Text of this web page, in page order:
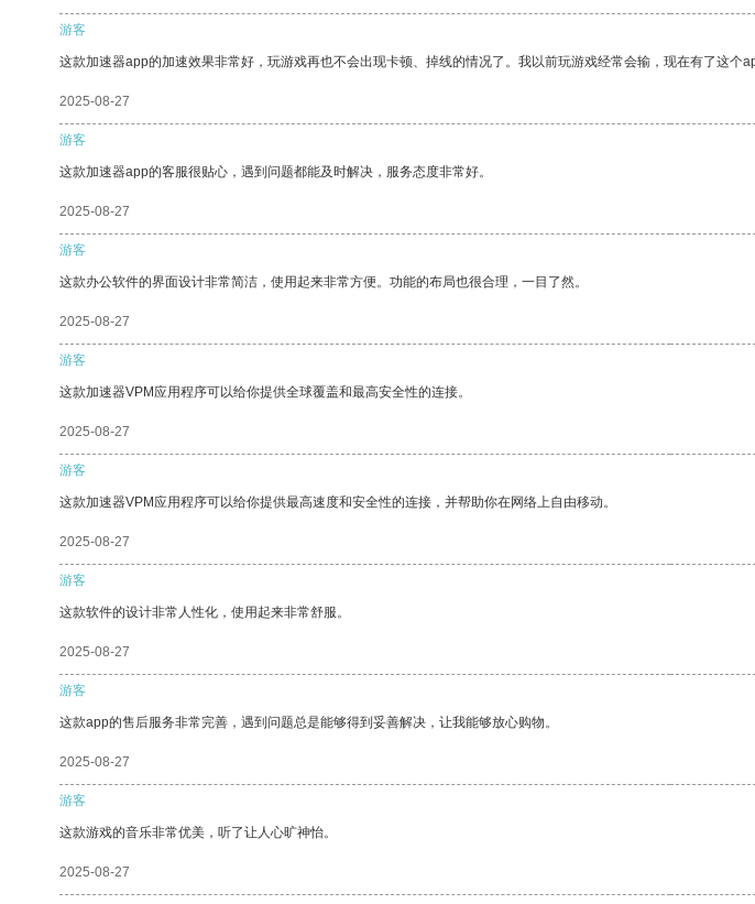
游客
这款加速器app的加速效果非常好，玩游戏再也不会出现卡顿、掉线的情况了。我以前玩游戏经常会输，现在有了这个
2025-08-27
游客
这款加速器app的客服很贴心，遇到问题都能及时解决，服务态度非常好。
2025-08-27
游客
这款办公软件的界面设计非常简洁，使用起来非常方便。功能的布局也很合理，一目了然。
2025-08-27
游客
这款加速器VPM应用程序可以给你提供全球覆盖和最高安全性的连接。
2025-08-27
游客
这款加速器VPM应用程序可以给你提供最高速度和安全性的连接，并帮助你在网络上自由移动。
2025-08-27
游客
这款软件的设计非常人性化，使用起来非常舒服。
2025-08-27
游客
这款app的售后服务非常完善，遇到问题总是能够得到妥善解决，让我能够放心购物。
2025-08-27
游客
这款游戏的音乐非常优美，听了让人心旷神怡。
2025-08-27